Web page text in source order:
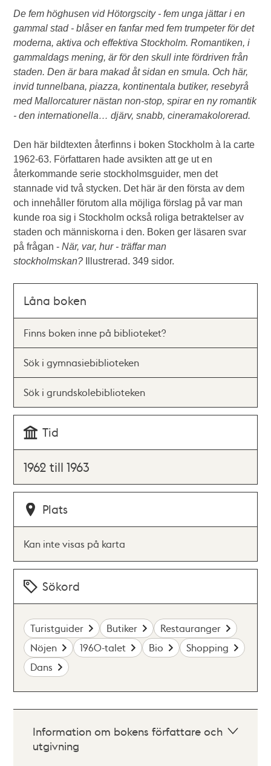
De fem höghusen vid Hötorgscity - fem unga jättar i en
gammal stad - blåser en fanfar med fem trumpeter för det
moderna, aktiva och effektiva Stockholm. Romantiken, i
gammaldags mening, är för den skull inte fördriven från
staden. Den är bara makad åt sidan en smula. Och här,
invid tunnelbana, piazza, kontinentala butiker, resebyrå
med Mallorcaturer nästan non-stop, spirar en ny romantik
- den internationella… djärv, snabb, cineramakolorerad.
Den här bildtexten återfinns i boken Stockholm à la carte
1962-63. Författaren hade avsikten att ge ut en
återkommande serie stockholmsguider, men det
stannade vid två stycken. Det här är den första av dem
och innehåller förutom alla möjliga förslag på var man
kunde roa sig i Stockholm också roliga betraktelser av
staden och människorna i den. Boken ger läsaren svar
på frågan -När, var, hur - träffar man
stockholmskan?
Illustrerad. 349 sidor.
Låna boken
Finns boken inne på biblioteket?
Sök i gymnasiebiblioteken
Sök i grundskolebiblioteken
Tid
1962 till 1963
Plats
Kan inte visas på karta
Sökord
Turistguider Butiker
Restauranger
Nöjen
1960-talet Bio
Shopping
Dans
Information om bokens författare och
utgivning